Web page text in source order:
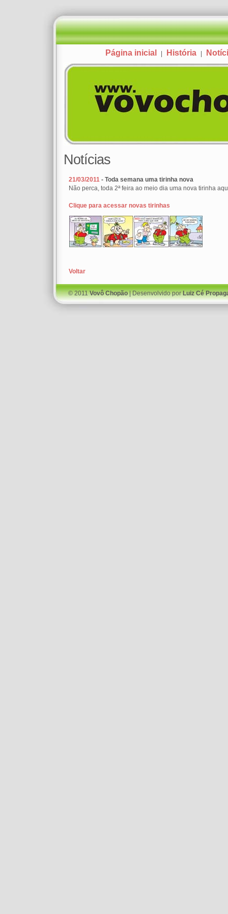
Página inicial História
Notícias
21/03/2011 - Toda semana uma tirinha nova
Não perca, toda 2ª feira ao meio dia uma nova tirinha
Clique para acessar novas tirinhas
Voltar
© 2011Vovô Chopão| Desenvolvido porLuiz Cé